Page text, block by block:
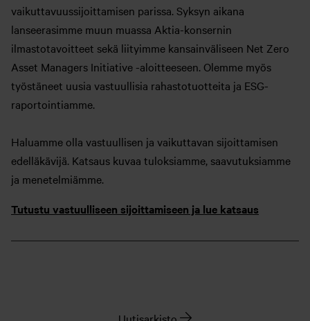
vaikuttavuussijoittamisen parissa. Syksyn aikana
lanseerasimme muun muassa Aktia-konsernin
ilmastotavoitteet sekä liityimme kansainväliseen Net Zero
Asset Managers Initiative -aloitteeseen. Olemme myös
työstäneet uusia vastuullisia rahastotuotteita ja ESG-
raportointiamme.
Haluamme olla vastuullisen ja vaikuttavan sijoittamisen
edelläkävijä. Katsaus kuvaa tuloksiamme, saavutuksiamme
ja menetelmiämme.
Tutustu vastuulliseen sijoittamiseen ja lue katsaus